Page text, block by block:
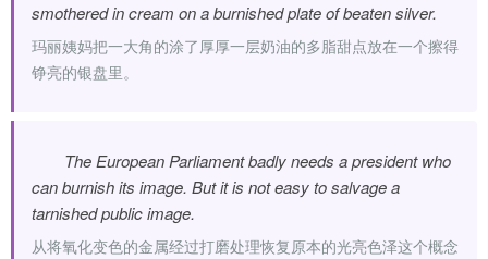
smothered in cream on a burnished plate of beaten silver.
玛丽姨妈把一大角的涂了厚厚一层奶油的多脂甜点放在一个擦得
铮亮的银盘里。
The European Parliament badly needs a president who
can burnish its image. But it is not easy to salvage a
tarnished public image.
从将氧化变色的金属经过打磨处理恢复原本的光亮色泽这个概念